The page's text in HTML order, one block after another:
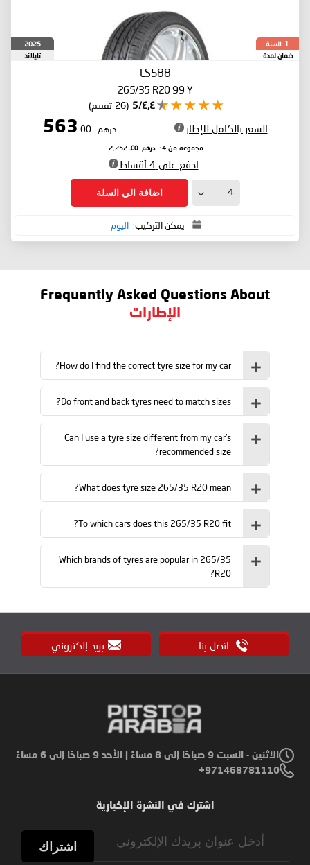
1 السنة
ضمان لمدة
2025
تايلاند
LS588
265/35 R20 99 Y
٤٫٤/5 (26 تقييم)
السعر بالكامل للإطار درهم 563
.00
مجموعة من 4: درهم 2,252
.00
ادفع على 4 أقساط
اضافة الى السلة
يمكن التركيب: اليوم
Frequently Asked Questions About
الإطارات
How do I find the correct tyre size for my car?
Do front and back tyres need to match sizes?
Can I use a tyre size different from my car’s
recommended size?
What does tyre size 265/35 R20 mean?
To which cars does this 265/35 R20 fit?
Which brands of tyres are popular in 265/35
R20?
اتصل بنا بريد إلكتروني
الاثنين - السبت 9 صباحًا إلى 8 مساءً | الأحد 9 صباحًا إلى 6 مساءً
971468781110+
اشترك في النشرة الإخبارية
اشتراك